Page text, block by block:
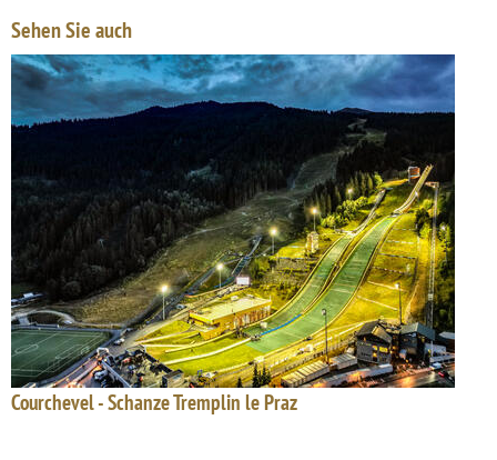
Sehen Sie auch
Courchevel - Schanze Tremplin le Praz